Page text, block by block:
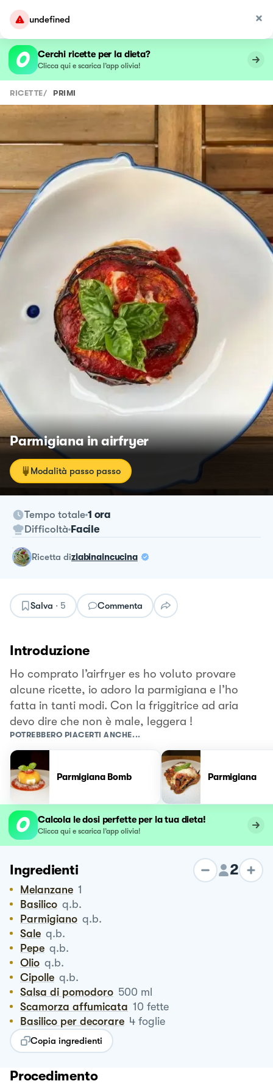
undefined
Cerchi ricette per la dieta?
Clicca qui e scarica l’app olivia!
RICETTE/ PRIMI
Parmigiana in airfryer
Modalità passo passo
Tempo totale 1 ora
Difficoltà Facile
ricetta diziabinaincucina
Salva · 5 Commenta
Introduzione
Ho comprato l’airfryer es ho voluto provare
alcune ricette, io adoro la parmigiana e l’ho
fatta in tanti modi. Con la friggitrice ad aria
devo dire che non è male, leggera !
POTREBBERO PIACERTI ANCHE...
Parmigiana Bomb Parmigiana
Calcola le dosi perfette per la tua dieta!
Clicca qui e scarica l’app olivia!
Ingredienti 2
Melanzane 1
Basilico q.b.
Parmigiano q.b.
Sale q.b.
Pepe q.b.
Olio q.b.
Cipolle q.b.
Salsa di pomodoro 500 ml
Scamorza affumicata 10 fette
Basilico per decorare 4 foglie
Copia ingredienti
Procedimento